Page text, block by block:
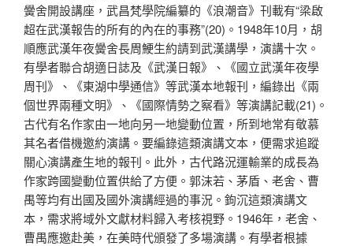
黌舍開設講座，武昌梵學院編纂的《浪潮音》刊載有“梁啟
超在武漢報告的所有的內在的事務”(20)。1948年10月，胡
順應武漢年夜黌舍長周鯁生約請到武漢講學，演講十次。
有學者聯合胡適日誌及《武漢日報》、《國立武漢年夜學
周刊》、《東湖中學通信》等武漢本地報刊，編錄出《兩
個世界兩種文明》、《國際情勢之察看》等演講記載(21)。
古代有名作家由一地向另一地變動位置，所到地常有敬慕
其名者借機邀約演講。要編錄這類演講文本，便需求追蹤
關心演講產生地的報刊。此外，古代路況運輸業的成長為
作家跨國變動位置供給了方便。郭沫若、茅盾、老舍、曹
禺等均有出國及國外演講經過的事況。鉤沉這類演講文
本，需求將域外文獻材料歸入考核視野。1946年，老舍、
曹禺應邀赴美，在美時代頒發了多場演講。有學者根據